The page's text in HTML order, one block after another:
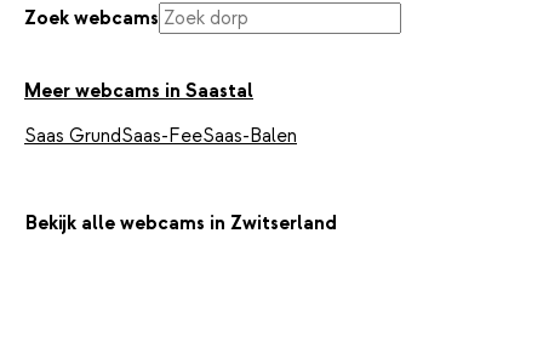
Zoek webcams
Meer webcams in Saastal
Saas GrundSaas-FeeSaas-Balen
Bekijk alle webcams in Zwitserland